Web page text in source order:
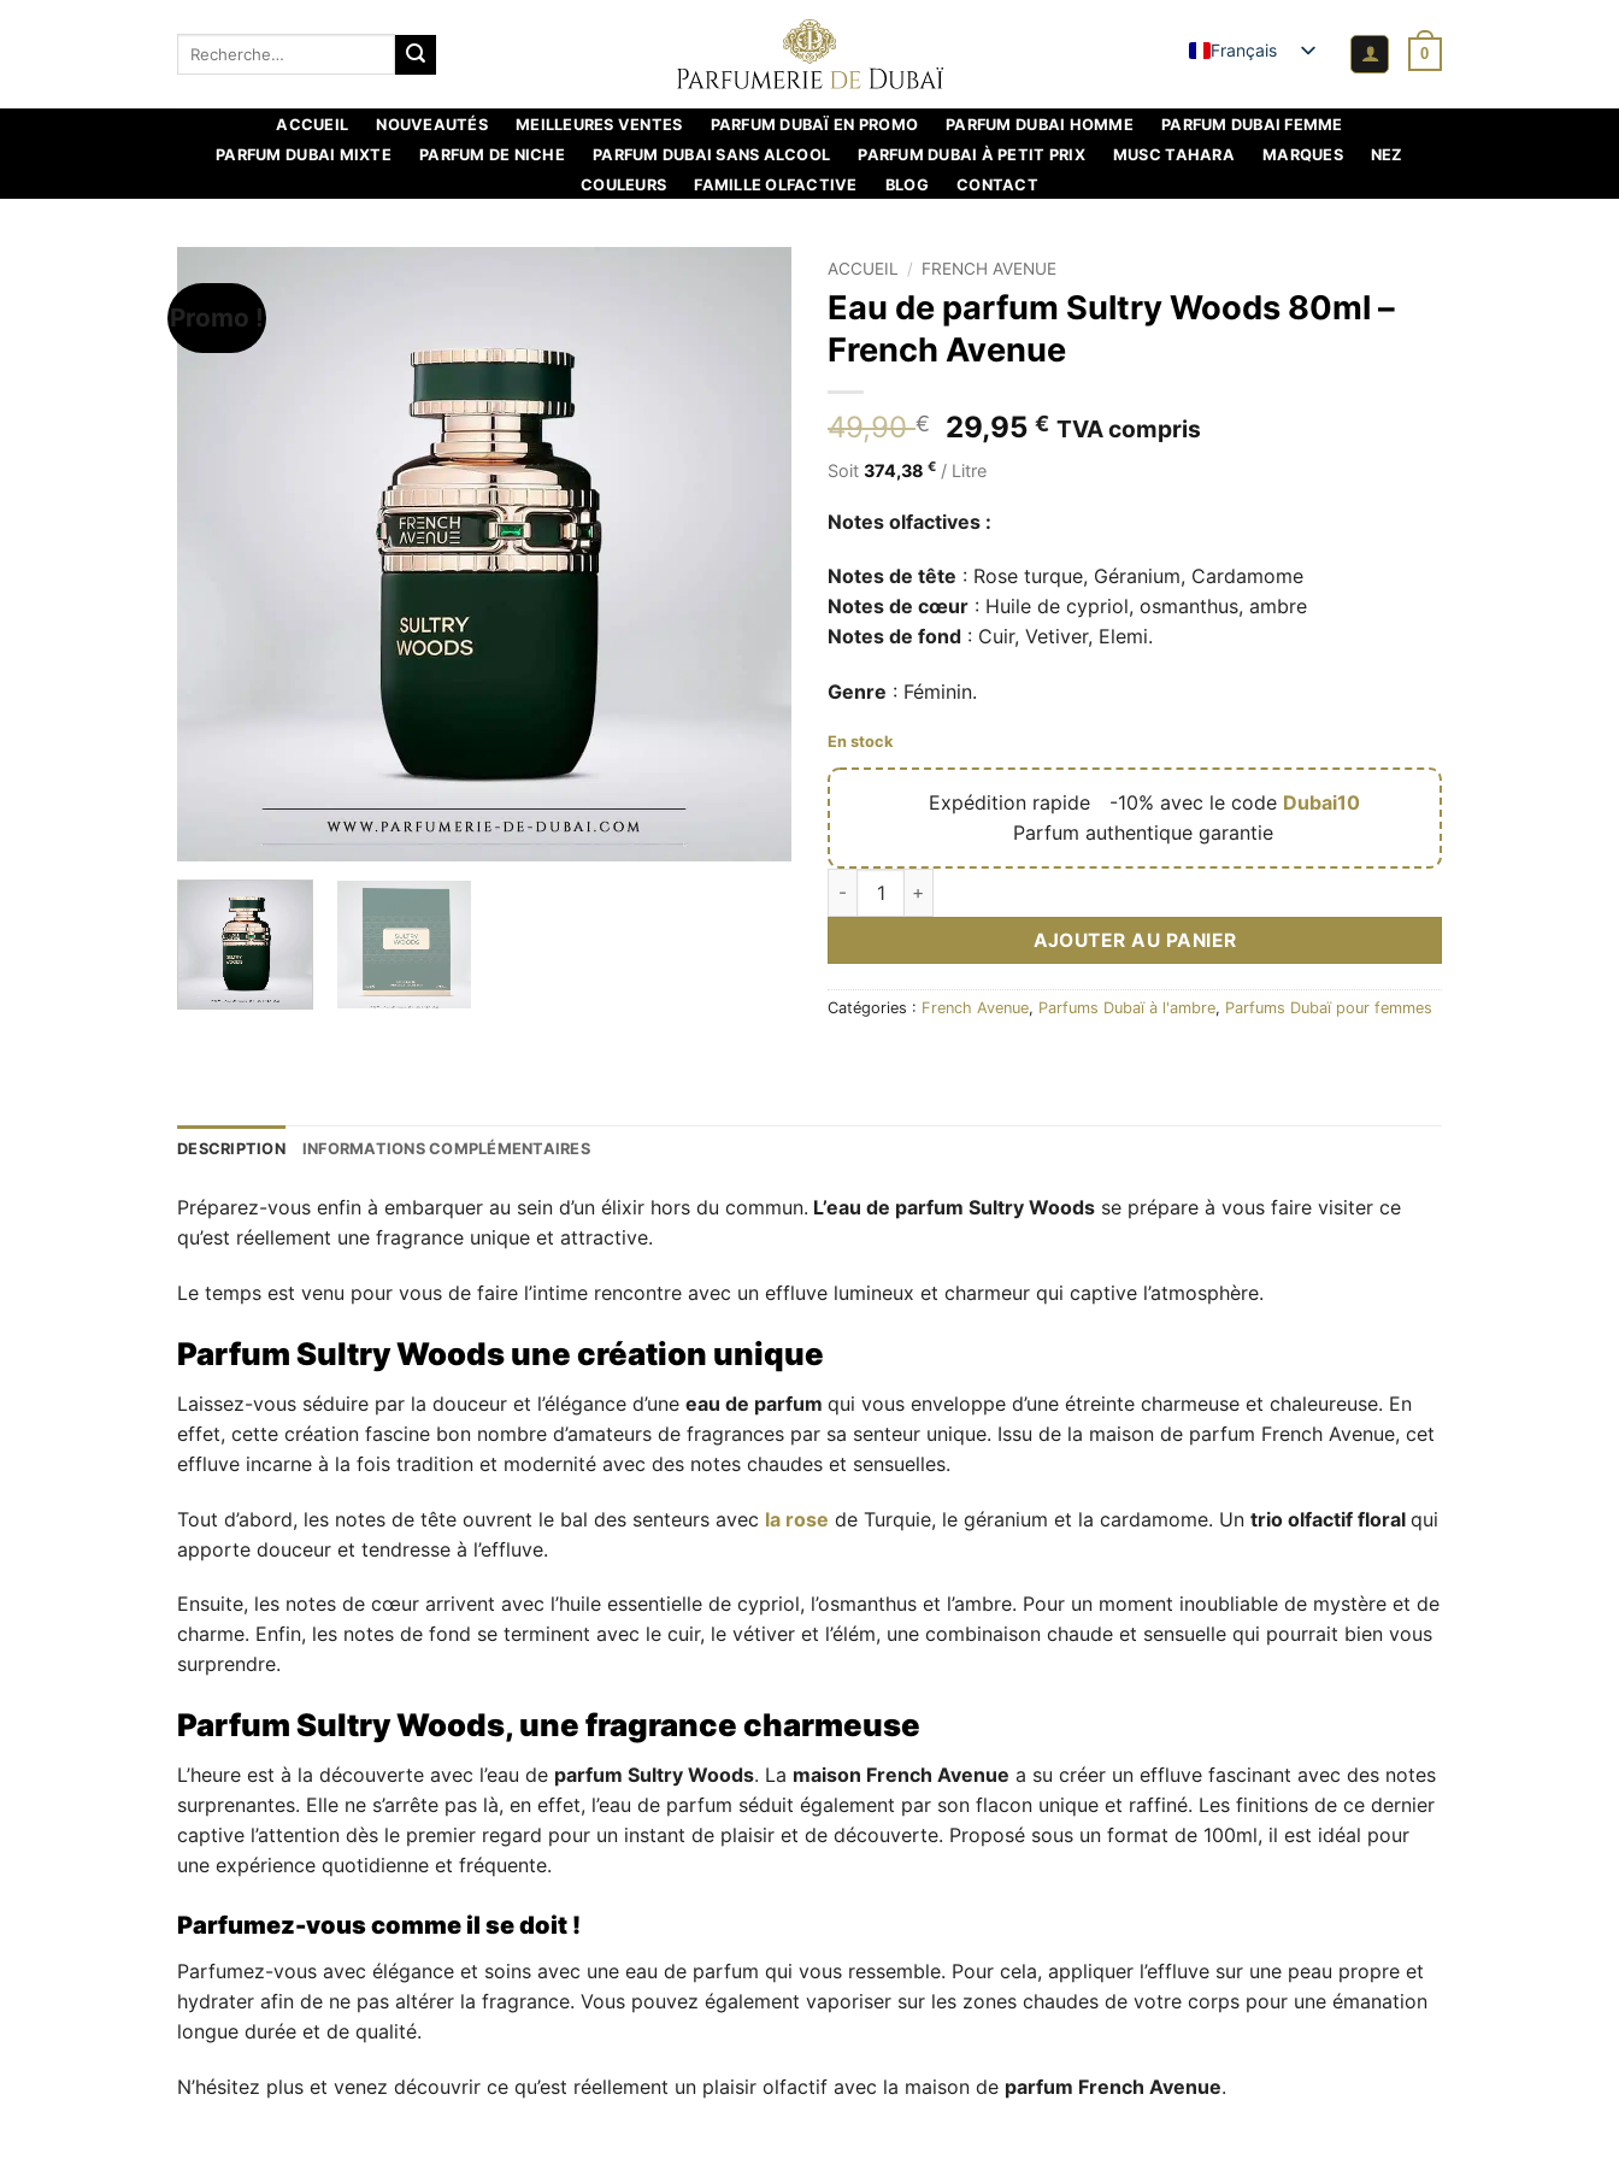
Recherche
Français 0
ACCUEIL NOUVEAUTÉS MEILLEURES VENTES PARFUM DUBAÏ EN PROMO PARFUM DUBAI HOMME
PARFUM DUBAI FEMME
PARFUM DUBAI MIXTE
PARFUM DE NICHE PARFUM DUBAI SANS ALCOOL PARFUM DUBAI À PETIT PRIX MUSC TAHARA MARQUES
NEZ
COULEURS
FAMILLE OLFACTIVE BLOG CONTACT
Promo !
ACCUEIL / FRENCH AVENUE
Eau de parfum Sultry Woods 80ml –
French Avenue
49,90€
Le
prix
initial
était :
49,90 €.
29,95€Le
TVA compris
Soit 374,38 € / Litre
Notes olfactives :
Notes de tête : Rose turque, Géranium, Cardamome
Notes de cœur : Huile de cypriol, osmanthus, ambre
Notes de fond : Cuir, Vetiver, Elemi.
Genre : Féminin.
En stock
Expédition rapide -10% avec le code Dubai10
Parfum authentique garantie
quantité de Eau de parfum Sultry Woods 80ml - French Avenue
AJOUTER AU PANIER
Catégories : French Avenue, Parfums Dubaï à l'ambre, Parfums Dubaï pour femmes
DESCRIPTION INFORMATIONS COMPLÉMENTAIRES
Préparez-vous enfin à embarquer au sein d’un élixir hors du commun. L’eau de parfum Sultry Woods se prépare à vous faire visiter ce
qu’est réellement une fragrance unique et attractive.
Le temps est venu pour vous de faire l’intime rencontre avec un effluve lumineux et charmeur qui captive l’atmosphère.
Parfum Sultry Woods une création unique
Laissez-vous séduire par la douceur et l’élégance d’une eau de parfum qui vous enveloppe d’une étreinte charmeuse et chaleureuse. En
effet, cette création fascine bon nombre d’amateurs de fragrances par sa senteur unique. Issu de la maison de parfum French Avenue, cet
effluve incarne à la fois tradition et modernité avec des notes chaudes et sensuelles.
Tout d’abord, les notes de tête ouvrent le bal des senteurs avec la rose de Turquie, le géranium et la cardamome. Un trio olfactif floral qui
apporte douceur et tendresse à l’effluve.
Ensuite, les notes de cœur arrivent avec l’huile essentielle de cypriol, l’osmanthus et l’ambre. Pour un moment inoubliable de mystère et de
charme. Enfin, les notes de fond se terminent avec le cuir, le vétiver et l’élém, une combinaison chaude et sensuelle qui pourrait bien vous
surprendre.
Parfum Sultry Woods, une fragrance charmeuse
L’heure est à la découverte avec l’eau de parfum Sultry Woods. La maison French Avenue a su créer un effluve fascinant avec des notes
surprenantes. Elle ne s’arrête pas là, en effet, l’eau de parfum séduit également par son flacon unique et raffiné. Les finitions de ce dernier
captive l’attention dès le premier regard pour un instant de plaisir et de découverte. Proposé sous un format de 100ml, il est idéal pour
une expérience quotidienne et fréquente.
Parfumez-vous comme il se doit !
Parfumez-vous avec élégance et soins avec une eau de parfum qui vous ressemble. Pour cela, appliquer l’effluve sur une peau propre et
hydrater afin de ne pas altérer la fragrance. Vous pouvez également vaporiser sur les zones chaudes de votre corps pour une émanation
longue durée et de qualité.
N’hésitez plus et venez découvrir ce qu’est réellement un plaisir olfactif avec la maison de parfum French Avenue.